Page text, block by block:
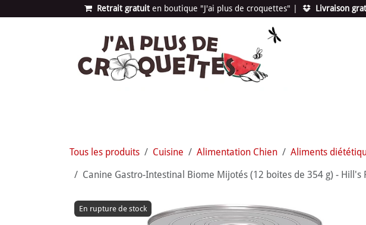
Se rendre au contenu Retrait gratuit en bou​​​​​​tique "J'ai plus de croquettes" Livraison
Tous les produits Cuisine Alimentation Chien Aliments
Canine Gastro-Intestinal Biome Mijotés (12 boites de 354 g) - Hill's
En rupture de stock